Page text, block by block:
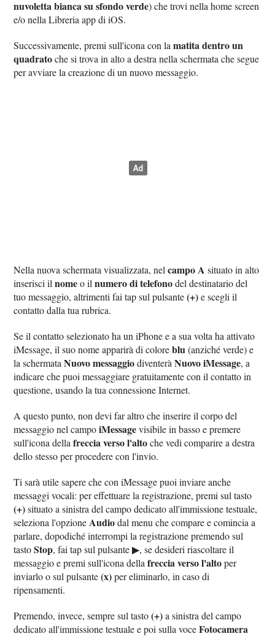
nuvoletta bianca su sfondo verde) che trovi nella home screen
e/o nella Libreria app di iOS.
Successivamente, premi sull'icona con lamatita dentro un
quadratoche si trova in alto a destra nella schermata che segue
per avviare la creazione di un nuovo messaggio.
Nella nuova schermata visualizzata, nelcampo A situato in alto
inserisci ilnomeo ilnumero di telefonodel destinatario del
tuo messaggio, altrimenti fai tap sul pulsante(+)e scegli il
contatto dalla tua rubrica.
Se il contatto selezionato ha un iPhone e a sua volta ha attivato
iMessage, il suo nome apparirà di coloreblu(anziché verde) e
la schermataNuovo messaggiodiventeràNuovo iMessage, a
indicare che puoi messaggiare gratuitamente con il contatto in
questione, usando la tua connessione Internet.
A questo punto, non devi far altro che inserire il corpo del
messaggio nel campoiMessagevisibile in basso e premere
sull'icona dellafreccia verso l'altoche vedi comparire a destra
dello stesso per procedere con l'invio.
Ti sarà utile sapere che con iMessage puoi inviare anche
messaggi vocali: per effettuare la registrazione, premi sul tasto
(+)situato a sinistra del campo dedicato all'immissione testuale,
seleziona l'opzioneAudiodal menu che compare e comincia a
parlare, dopodiché interrompi la registrazione premendo sul
tastoStop, fai tap sul pulsante ▶︎, se desideri riascoltare il
messaggio e premi sull'icona dellafreccia verso l'altoper
inviarlo o sul pulsante(x)per eliminarlo, in caso di
ripensamenti.
Premendo, invece, sempre sul tasto(+)a sinistra del campo
dedicato all'immissione testuale e poi sulla voceFotocamera